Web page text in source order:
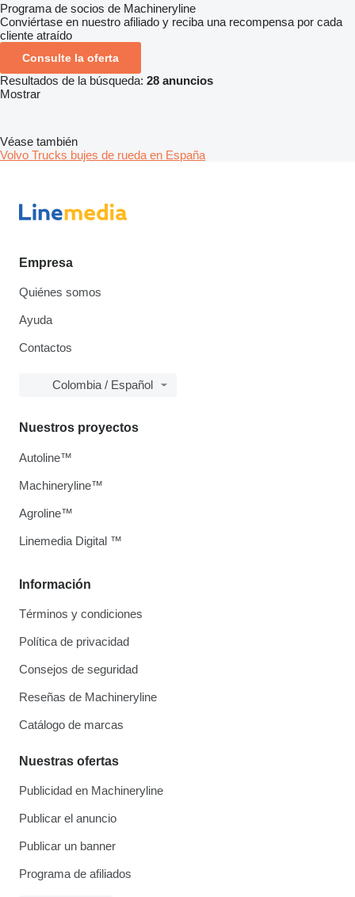
Programa de socios de Machineryline
Conviértase en nuestro afiliado y reciba una recompensa por cada
cliente atraído
Consulte la oferta
Resultados de la búsqueda: 28 anuncios
Mostrar
Véase también
Volvo Trucks bujes de rueda en España
Empresa
Quiénes somos
Ayuda
Contactos
Colombia / Español
Información
Términos y condiciones
Política de privacidad
Consejos de seguridad
Reseñas de Machineryline
Catálogo de marcas
Nuestras ofertas
Publicidad en Machineryline
Publicar el anuncio
Publicar un banner
Programa de afiliados
Nuestros proyectos
Autoline™
Machineryline™
Agroline™
Linemedia Digital ™